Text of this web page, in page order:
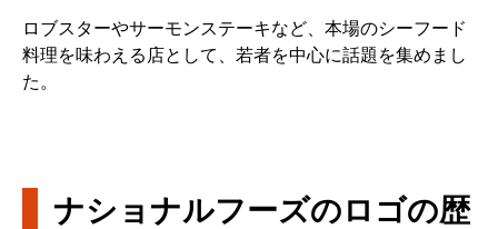
ロブスターやサーモンステーキなど、本場のシーフード
料理を味わえる店として、若者を中心に話題を集めまし
た。
ナショナルフーズのロゴの歴